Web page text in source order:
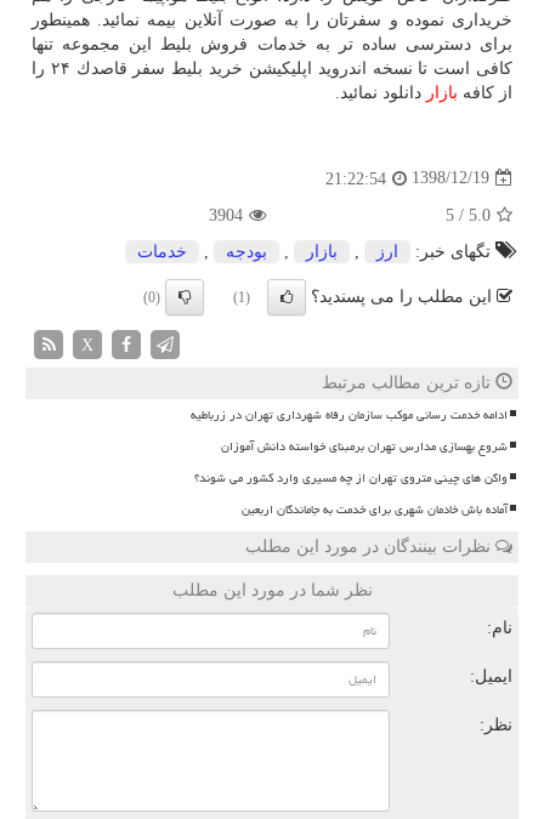
خریداری نموده و سفرتان را به صورت آنلاین بیمه نمائید. همینطور
برای دسترسی ساده تر به خدمات فروش بلیط این مجموعه تنها
كافی است تا نسخه اندروید اپلیكیشن خرید بلیط سفر قاصدك ۲۴ را
از كافه بازار دانلود نمائید.
1398/12/19
21:22:54
5.0
/
5
3904
تگهای خبر:
ارز بازار بودجه خدمات
این مطلب را می پسندید؟ (1)
(0)
X
تازه ترین مطالب مرتبط
ادامه خدمت رسانی موکب سازمان رفاه شهرداری تهران در زرباطیه
شروع بهسازی مدارس تهران برمبنای خواسته دانش آموزان
واگن های چینی متروی تهران از چه مسیری وارد کشور می شوند؟
آماده باش خادمان شهری برای خدمت به جاماندگان اربعین
نظرات بینندگان در مورد این مطلب
نظر شما در مورد این مطلب
نام:
ایمیل:
نظر: